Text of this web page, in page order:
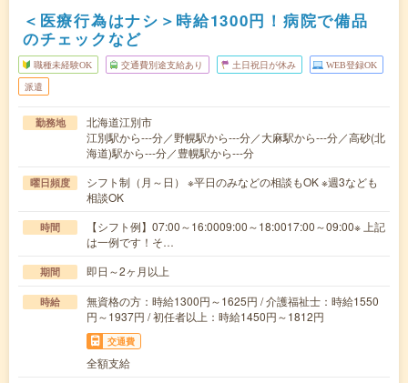
＜医療行為はナシ＞時給1300円！病院で備品
のチェックなど
職種未経験OK 交通費別途支給あり 土日祝日が休み WEB登録OK
派遣
勤務地
北海道江別市
江別駅から---分／野幌駅から---分／大麻駅から---分／高砂(北
海道)駅から---分／豊幌駅から---分
曜日頻度
シフト制（月～日） ※平日のみなどの相談もOK ※週3なども
相談OK
時間
【シフト例】07:00～16:0009:00～18:0017:00～09:00※ 上記
は一例です！そ…
期間 即日～2ヶ月以上
時給
無資格の方：時給1300円～1625円 / 介護福祉士：時給1550
円～1937円 / 初任者以上：時給1450円～1812円
交通費
全額支給